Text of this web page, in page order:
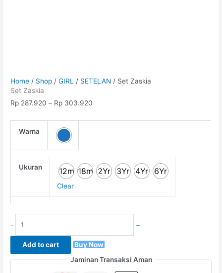
Home / Shop /GIRL / SETELAN / Set Zaskia
Set Zaskia
Rp 287.920 – Rp 303.920
Warna
Ukuran 12m 18m 2Yr 3Yr 4Yr 6Yr
Clear
- +
Add to cart
Buy Now
Jaminan Transaksi Aman